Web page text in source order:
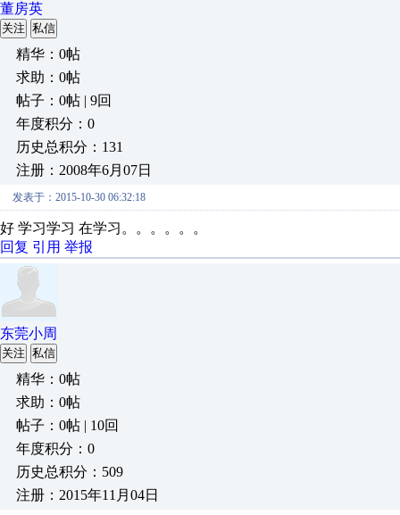
董房英
关注 私信
精华：0帖
求助：0帖
帖子：0帖 | 9回
年度积分：0
历史总积分：131
注册：2008年6月07日
发表于：2015-10-30 06:32:18
好 学习学习 在学习。。。。。。
回复 引用 举报
东莞小周
关注 私信
精华：0帖
求助：0帖
帖子：0帖 | 10回
年度积分：0
历史总积分：509
注册：2015年11月04日